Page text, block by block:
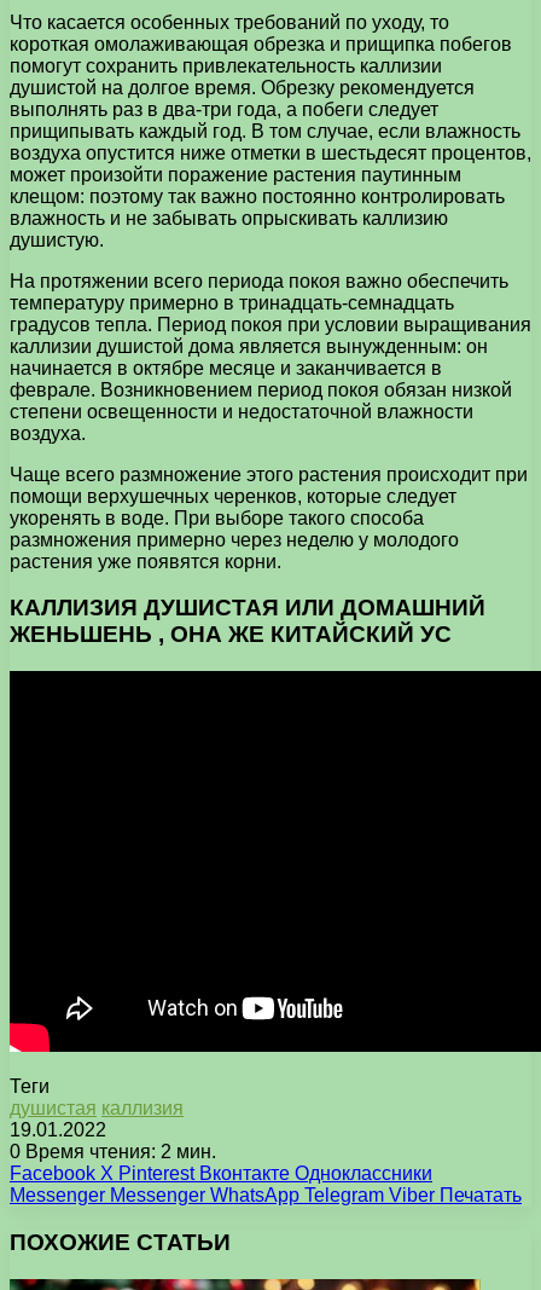
Что касается особенных требований по уходу, то
короткая омолаживающая обрезка и прищипка побегов
помогут сохранить привлекательность каллизии
душистой на долгое время. Обрезку рекомендуется
выполнять раз в два-три года, а побеги следует
прищипывать каждый год. В том случае, если влажность
воздуха опустится ниже отметки в шестьдесят процентов,
может произойти поражение растения паутинным
клещом: поэтому так важно постоянно контролировать
влажность и не забывать опрыскивать каллизию
душистую.
На протяжении всего периода покоя важно обеспечить
температуру примерно в тринадцать-семнадцать
градусов тепла. Период покоя при условии выращивания
каллизии душистой дома является вынужденным: он
начинается в октябре месяце и заканчивается в
феврале. Возникновением период покоя обязан низкой
степени освещенности и недостаточной влажности
воздуха.
Чаще всего размножение этого растения происходит при
помощи верхушечных черенков, которые следует
укоренять в воде. При выборе такого способа
размножения примерно через неделю у молодого
растения уже появятся корни.
КАЛЛИЗИЯ ДУШИСТАЯ ИЛИ ДОМАШНИЙ
ЖЕНЬШЕНЬ , ОНА ЖЕ КИТАЙСКИЙ УС
Теги
душистая каллизия
19.01.2022
0 Время чтения: 2 мин.
Facebook X Pinterest Вконтакте Одноклассники
Messenger Messenger WhatsApp Telegram Viber Печатать
ПОХОЖИЕ СТАТЬИ